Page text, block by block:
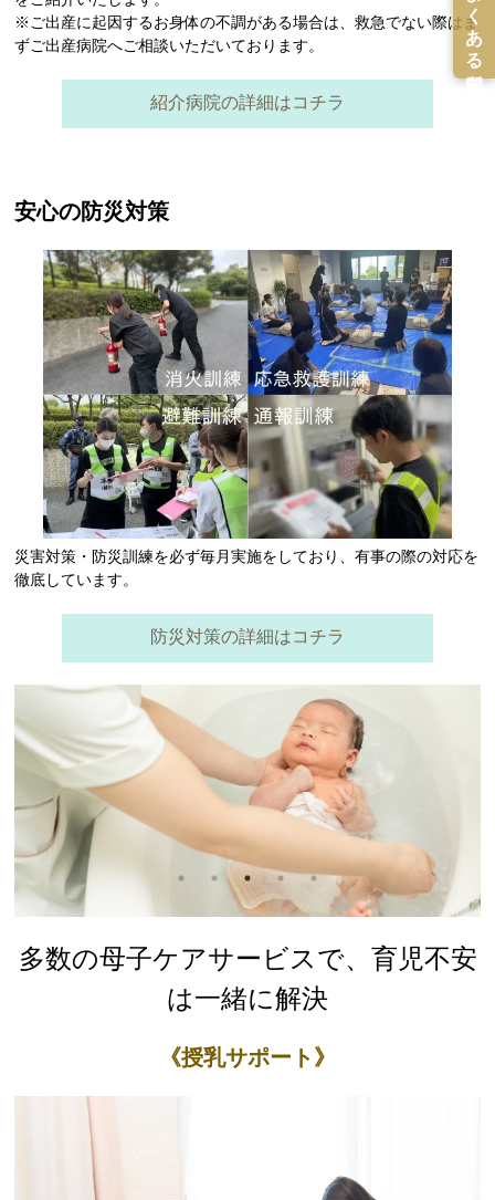
※ご出産に起因するお身体の不調がある場合は、救急でない際はま
ずご出産病院へご相談いただいております。
紹介病院の詳細はコチラ
安心の防災対策
災害対策・防災訓練を必ず毎月実施をしており、有事の際の対応を
徹底しています。
防災対策の詳細はコチラ
多数の母子ケアサービスで、育児不安
は一緒に解決
《授乳サポート》